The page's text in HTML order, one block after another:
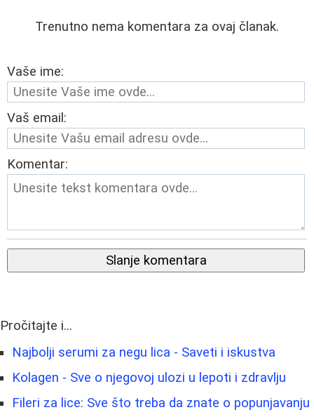
Trenutno nema komentara za ovaj članak.
Vaše ime:
Vaš email:
Komentar:
Slanje komentara
Pročitajte i...
Najbolji serumi za negu lica - Saveti i iskustva
Kolagen - Sve o njegovoj ulozi u lepoti i zdravlju
Fileri za lice: Sve što treba da znate o popunjavanju